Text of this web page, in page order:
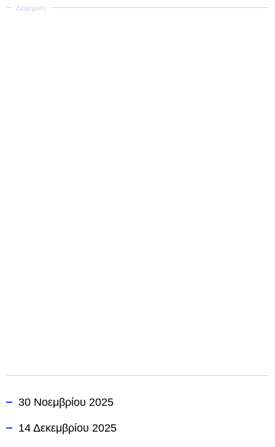
30 Νοεμβρίου 2025
14 Δεκεμβρίου 2025